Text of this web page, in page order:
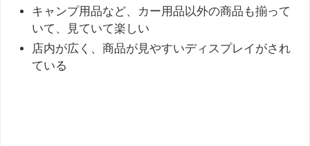
キャンプ用品など、カー用品以外の商品も揃って
いて、見ていて楽しい
店内が広く、商品が見やすいディスプレイがされ
ている